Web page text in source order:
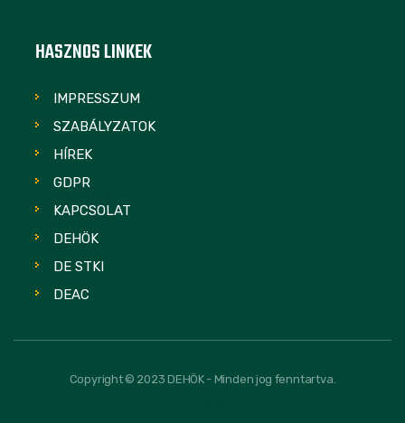
HASZNOS LINKEK
IMPRESSZUM
SZABÁLYZATOK
HÍREK
GDPR
KAPCSOLAT
DEHÖK
DE STKI
DEAC
Copyright © 2023 DEHÖK - Minden jog fenntartva.